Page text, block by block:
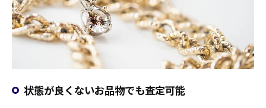
状態が良くないお品物でも査定可能